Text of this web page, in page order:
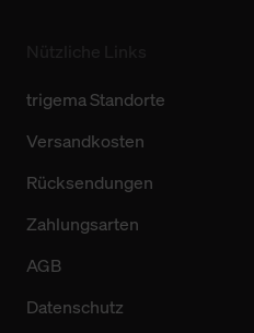
trigema Standorte
Versandkosten
Rücksendungen
Zahlungsarten
AGB
Datenschutz